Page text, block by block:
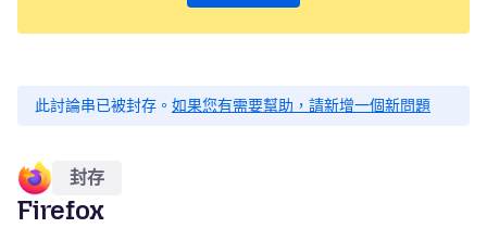
此討論串已被封存。 如果您有需要幫助，請新增一個新問題
封存
Firefox